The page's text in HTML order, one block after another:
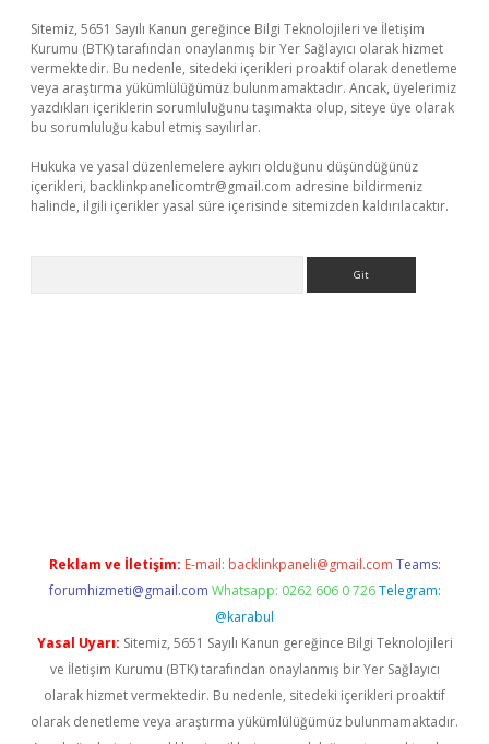
Sitemiz, 5651 Sayılı Kanun gereğince Bilgi Teknolojileri ve İletişim
Kurumu (BTK) tarafından onaylanmış bir Yer Sağlayıcı olarak hizmet
vermektedir. Bu nedenle, sitedeki içerikleri proaktif olarak denetleme
veya araştırma yükümlülüğümüz bulunmamaktadır. Ancak, üyelerimiz
yazdıkları içeriklerin sorumluluğunu taşımakta olup, siteye üye olarak
bu sorumluluğu kabul etmiş sayılırlar.
Hukuka ve yasal düzenlemelere aykırı olduğunu düşündüğünüz
içerikleri, backlinkpanelicomtr@gmail.com adresine bildirmeniz
halinde, ilgili içerikler yasal süre içerisinde sitemizden kaldırılacaktır.
Reklam ve İletişim: E-mail: backlinkpaneli@gmail.com Teams:
forumhizmeti@gmail.com Whatsapp: 0262 606 0 726 Telegram:
@karabul
Yasal Uyarı: Sitemiz, 5651 Sayılı Kanun gereğince Bilgi Teknolojileri
ve İletişim Kurumu (BTK) tarafından onaylanmış bir Yer Sağlayıcı
olarak hizmet vermektedir. Bu nedenle, sitedeki içerikleri proaktif
olarak denetleme veya araştırma yükümlülüğümüz bulunmamaktadır.